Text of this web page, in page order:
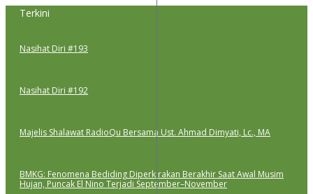
Lewati
Terkini
Nasihat Diri #193
Nasihat Diri #192
Majelis Shalawat RadioQu Bersama Ust. Ahmad Dimyati, Lc., MA
BMKG: Fenomena Bediding Diperkirakan Berakhir Saat Awal Musim
Hujan, Puncak El Nino Terjadi September–November